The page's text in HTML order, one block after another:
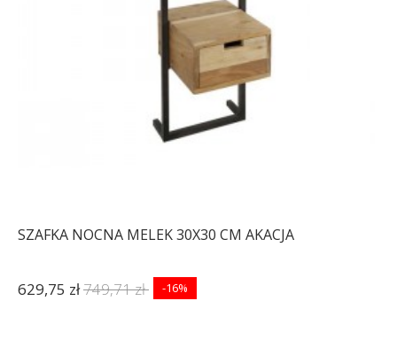
SZAFKA NOCNA MELEK 30X30 CM AKACJA
629,75 zł749,71 zł -16%